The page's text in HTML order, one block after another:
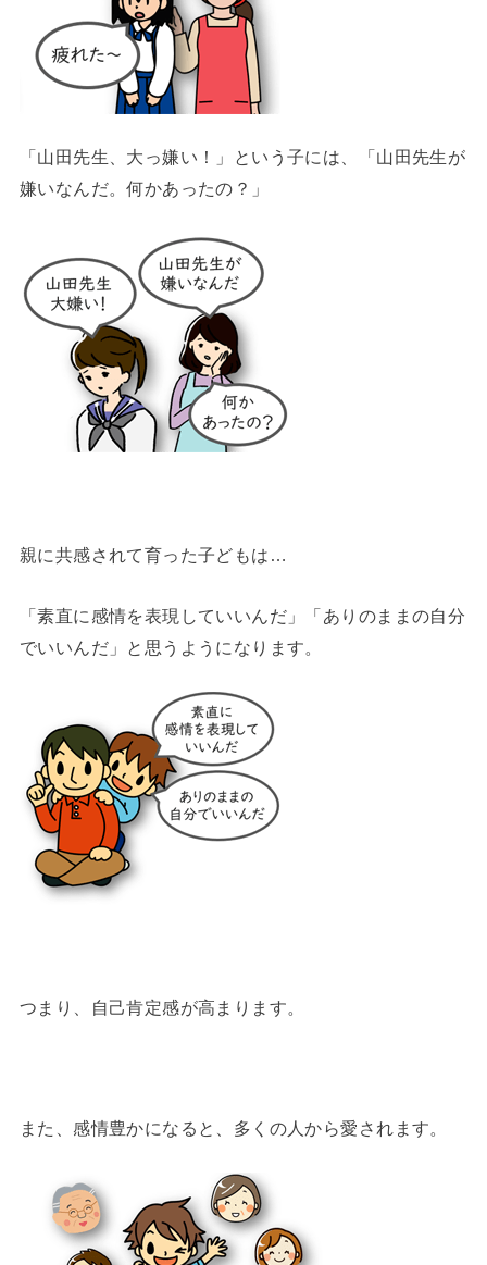
「山田先生、大っ嫌い！」という子には、「山田先生が
嫌いなんだ。何かあったの？」
親に共感されて育った子どもは…
「素直に感情を表現していいんだ」「ありのままの自分
でいいんだ」と思うようになります。
つまり、自己肯定感が高まります。
また、感情豊かになると、多くの人から愛されます。